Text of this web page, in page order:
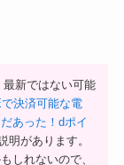
新ではない可能
で決済可能な電
だあった！dポイ
明があります。
しれないので、